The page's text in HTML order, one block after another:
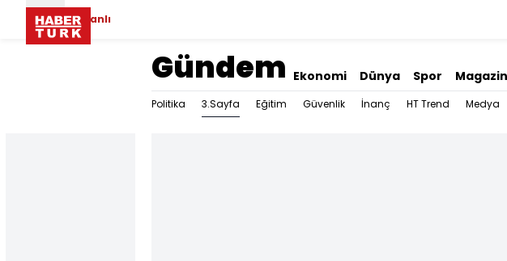
Canlı
Gündem Ekonomi Dünya Spor Magazin
Politika 3.Sayfa Eğitim Güvenlik İnanç HT Trend Medya